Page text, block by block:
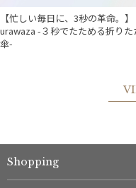
【忙しい毎日に、3秒の革命。】
urawaza -３秒でたためる折りた
傘-
Shopping